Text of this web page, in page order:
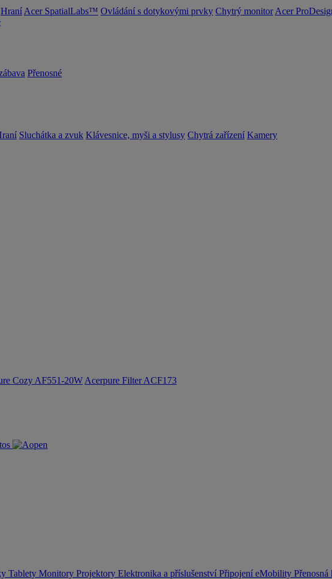
Hraní Acer SpatialLabs™ Ovládání s dotykovými prvky Chytrý monitor Acer
Přenosné
Sluchátka a zvuk Klávesnice, myši a stylusy Chytrá zařízení Kamery
Cozy AF551-20W Acerpure Filter ACF173
Tablety Monitory Projektory Elektronika a příslušenství Připojení eMobility Přenosná